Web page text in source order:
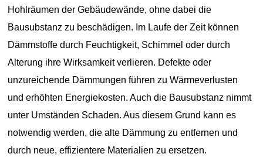
Hohlräumen der Gebäudewände, ohne dabei die
Bausubstanz zu beschädigen. Im Laufe der Zeit können
Dämmstoffe durch Feuchtigkeit, Schimmel oder durch
Alterung ihre Wirksamkeit verlieren. Defekte oder
unzureichende Dämmungen führen zu Wärmeverlusten
und erhöhten Energiekosten. Auch die Bausubstanz nimmt
unter Umständen Schaden. Aus diesem Grund kann es
notwendig werden, die alte Dämmung zu entfernen und
durch neue, effizientere Materialien zu ersetzen.